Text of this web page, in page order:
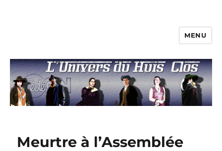
MENU
Meurtre à l’Assemblée